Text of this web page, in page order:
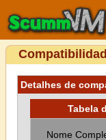
Detalhes de
Tabela
Nome